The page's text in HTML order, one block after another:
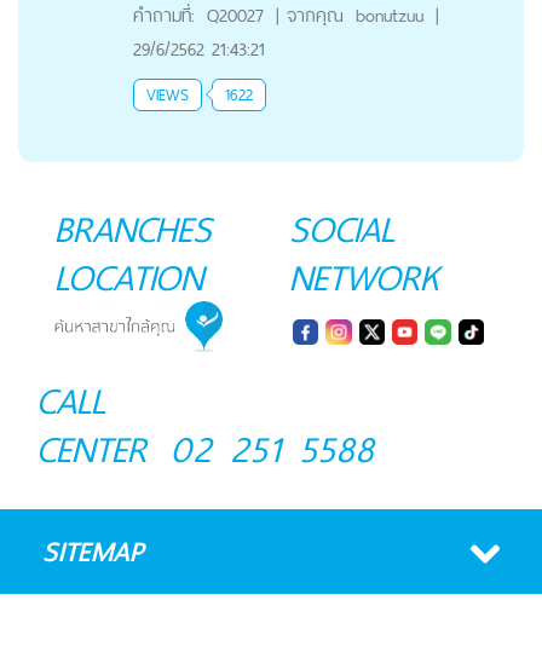
คำถามที่: Q20027 | จากคุณ bonutzuu |
29/6/2562 21:43:21
VIEWS 1622
BRANCHES
LOCATION
SOCIAL
NETWORK
CALL
CENTER 02 251 5588
SITEMAP